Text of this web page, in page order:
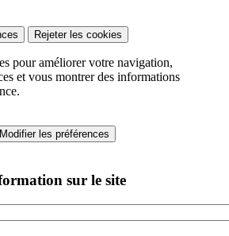
Rejeter les cookies
pour améliorer votre navigation,
et vous montrer des informations
Modifier les préférences
sur le site